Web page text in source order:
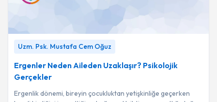
Uzm. Psk. Mustafa Cem Oğuz
Uzm. Psk. Mustafa Cem Oğuz
Ergenler Neden Aileden Uzaklaşır? Psikolojik
Gerçekler
Ergenlik dönemi, bireyin çocukluktan yetişkinliğe geçerken